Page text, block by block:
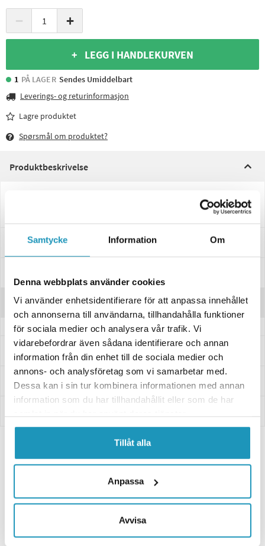
Samtycke Information Om
Denna webbplats använder cookies
Vi använder enhetsidentifierare för att anpassa innehållet
och annonserna till användarna, tillhandahålla funktioner
för sociala medier och analysera vår trafik. Vi
vidarebefordrar även sådana identifierare och annan
information från din enhet till de sociala medier och
annons- och analysföretag som vi samarbetar med.
Dessa kan i sin tur kombinera informationen med annan
information som du har tillhandahållit eller som de har
Tillåt alla
Anpassa
Avvisa
− +
+ LEGG I HANDLEKURVEN
1 PÅ LAGER Sendes Umiddelbart
Leverings- og returinformasjon
Lagre produktet
Spørsmål om produktet?
Produktbeskrivelse
Passer til disse modellene
Anmeldelser
Spørsmål og svar
Levering og retur
Relaterte produkter